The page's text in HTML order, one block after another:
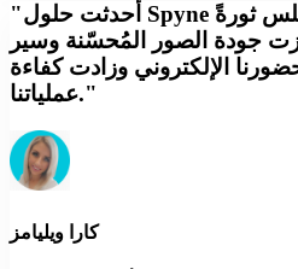
"أحدثت حلول Spyne المبتكرة وتكاملها السلس ثورةً
جودة الصور المُحسّنة وسير
الإلكتروني وزادت كفاءة
عملياتنا."
كارا ويليامز